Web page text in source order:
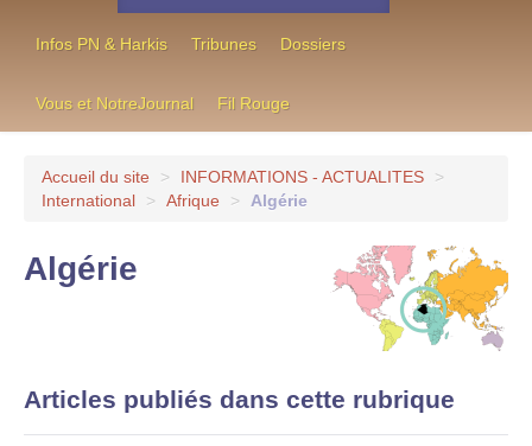
Infos PN & Harkis Tribunes Dossiers
Vous et NotreJournal Fil Rouge
Accueil du site > INFORMATIONS - ACTUALITES
>
International
> Afrique > Algérie
Algérie
Articles publiés dans cette rubrique